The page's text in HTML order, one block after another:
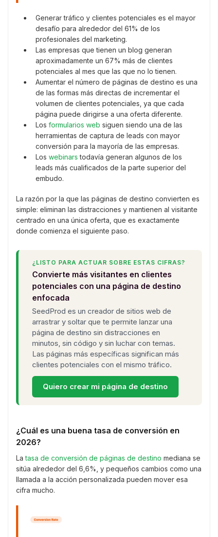
Generar tráfico y clientes potenciales es el mayor
desafío para alrededor del 61% de los
profesionales del marketing.
Las empresas que tienen un blog generan
aproximadamente un 67% más de clientes
potenciales al mes que las que no lo tienen.
Aumentar el número de páginas de destino es una
de las formas más directas de incrementar el
volumen de clientes potenciales, ya que cada
página puede dirigirse a una oferta diferente.
Los formularios web siguen siendo una de las
herramientas de captura de leads con mayor
conversión para la mayoría de las empresas.
Los webinars todavía generan algunos de los
leads más cualificados de la parte superior del
embudo.
La razón por la que las páginas de destino convierten es
simple: eliminan las distracciones y mantienen al visitante
centrado en una única oferta, que es exactamente
donde comienza el siguiente paso.
¿LISTO PARA ACTUAR SOBRE ESTAS CIFRAS?
Convierte más visitantes en clientes
potenciales con una página de destino
enfocada
SeedProd es un creador de sitios web de
arrastrar y soltar que te permite lanzar una
página de destino sin distracciones en
minutos, sin código y sin luchar con temas.
Las páginas más específicas significan más
clientes potenciales con el mismo tráfico.
Quiero crear mi página de destino
¿Cuál es una buena tasa de conversión en
2026?
Latasa de conversión de páginas de destino mediana se
sitúa alrededor del 6,6%, y pequeños cambios como una
llamada a la acción personalizada pueden mover esa
cifra mucho.